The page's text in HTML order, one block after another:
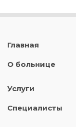
Главная
О больнице
Услуги
Специалисты